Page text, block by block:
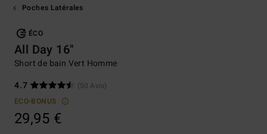
Poches Latérales
ÉCO
All Day 16"
Short de bain Vert Homme
4.7
(50 Avis)
ECO-BONUS
29,95 €